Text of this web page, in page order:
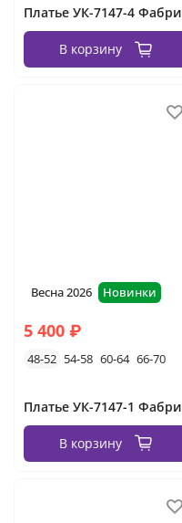
В корзину
Весна 2026 Новинки
5 400 ₽
48-52 54-58 60-64 66-70
В корзину